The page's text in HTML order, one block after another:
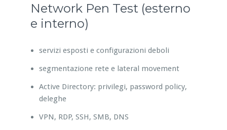
Network Pen Test (esterno
e interno)
servizi esposti e configurazioni deboli
segmentazione rete e lateral movement
Active Directory: privilegi, password policy,
deleghe
VPN, RDP, SSH, SMB, DNS